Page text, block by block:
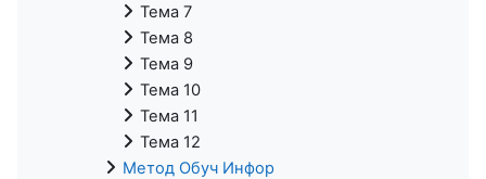
Тема 7
Тема 8
Тема 9
Тема 10
Тема 11
Тема 12
Метод Обуч Инфор